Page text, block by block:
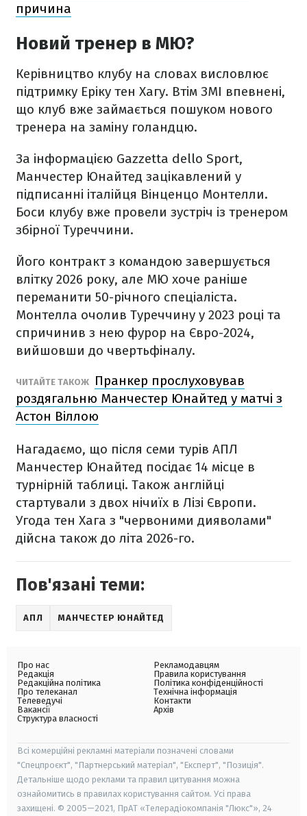
причина
Новий тренер в МЮ?
Керівництво клубу на словах висловлює
підтримку Еріку тен Хагу. Втім ЗМІ впевнені,
що клуб вже займається пошуком нового
тренера на заміну голандцю.
За інформацією Gazzetta dello Sport,
Манчестер Юнайтед зацікавлений у
підписанні італійця Вінценцо Монтелли.
Боси клубу вже провели зустріч із тренером
збірної Туреччини.
Його контракт з командою завершується
влітку 2026 року, але МЮ хоче раніше
переманити 50-річного спеціаліста.
Монтелла очолив Туреччину у 2023 році та
спричинив з нею фурор на Євро-2024,
вийшовши до чвертьфіналу.
ЧИТАЙТЕ ТАКОЖ
Пранкер прослуховував
роздягальню Манчестер Юнайтед у матчі з
Астон Віллою
Нагадаємо, що після семи турів АПЛ
Манчестер Юнайтед посідає 14 місце в
турнірній таблиці. Також англійці
стартували з двох нічиїх в Лізі Європи.
Угода тен Хага з "червоними дияволами"
дійсна також до літа 2026-го.
Пов'язані теми:
АПЛ МАНЧЕСТЕР ЮНАЙТЕД
Про нас
Редакція
Редакційна політика
Про телеканал
Телеведучі
Вакансії
Структура власності
Рекламодавцям
Правила користування
Політика конфіденційності
Технічна інформація
Контакти
Архів
Всі комерційні рекламні матеріали позначені словами
"Спецпроєкт", "Партнерський матеріал", "Експерт", "Позиція".
Детальніше щодо реклами та правил цитування можна
ознайомитись в правилах користування сайтом. Усі права
захищені. © 2005—2021, ПрАТ «Телерадіокомпанія "Люкс"», 24